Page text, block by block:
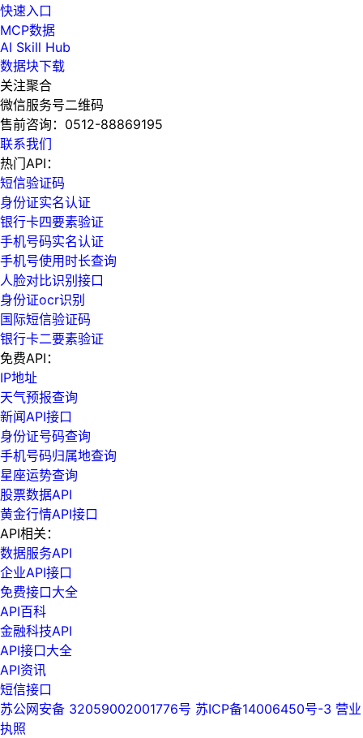
快速入口
MCP数据
AI Skill Hub
数据块下载
关注聚合
微信服务号二维码
售前咨询： 0512-88869195
联系我们
热门API：
短信验证码
身份证实名认证
银行卡四要素验证
手机号码实名认证
手机号使用时长查询
人脸对比识别接口
身份证ocr识别
国际短信验证码
银行卡二要素验证
免费API：
IP地址
天气预报查询
新闻API接口
身份证号码查询
手机号码归属地查询
星座运势查询
股票数据API
黄金行情API接口
API相关：
数据服务API
企业API接口
免费接口大全
API百科
金融科技API
API接口大全
API资讯
短信接口
苏公网安备 32059002001776号 苏ICP备14006450号-3 营业
执照